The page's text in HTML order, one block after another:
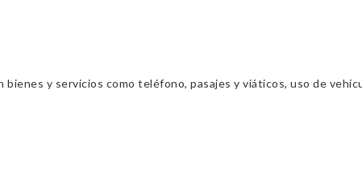
y servicios como teléfono, pasajes y viáticos, uso de